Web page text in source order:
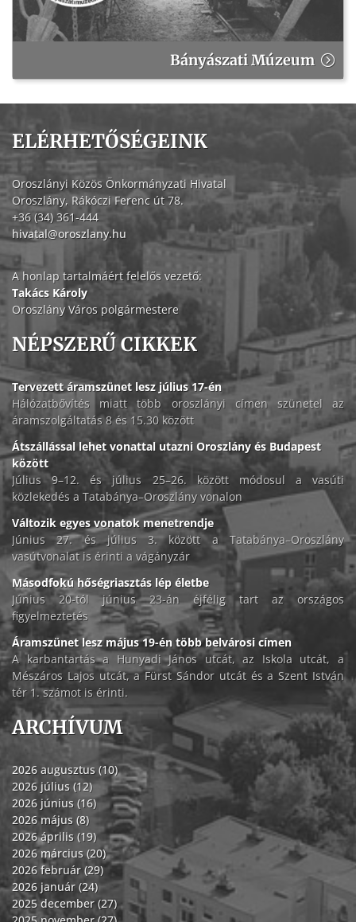
Bányászati Múzeum
ELÉRHETŐSÉGEINK
Oroszlányi Közös Önkormányzati Hivatal
Oroszlány, Rákóczi Ferenc út 78.
+36 (34) 361-444
hivatal@oroszlany.hu
A honlap tartalmáért felelős vezető:
Takács Károly
Oroszlány Város polgármestere
NÉPSZERŰ CIKKEK
Tervezett áramszünet lesz július 17-én
Hálózatbővítés miatt több oroszlányi címen szünetel az
áramszolgáltatás 8 és 15.30 között
Átszállással lehet vonattal utazni Oroszlány és Budapest
között
Július 9–12. és július 25–26. között módosul a vasúti
közlekedés a Tatabánya–Oroszlány vonalon
Változik egyes vonatok menetrendje
Június 27. és július 3. között a Tatabánya–Oroszlány
vasútvonalat is érinti a vágányzár
Másodfokú hőségriasztás lép életbe
Június 20-tól június 23-án éjfélig tart az országos
figyelmeztetés
Áramszünet lesz május 19-én több belvárosi címen
A karbantartás a Hunyadi János utcát, az Iskola utcát, a
Mészáros Lajos utcát, a Fürst Sándor utcát és a Szent István
tér 1. számot is érinti.
ARCHÍVUM
2026 augusztus (10)
2026 július (12)
2026 június (16)
2026 május (8)
2026 április (19)
2026 március (20)
2026 február (29)
2026 január (24)
2025 december (27)